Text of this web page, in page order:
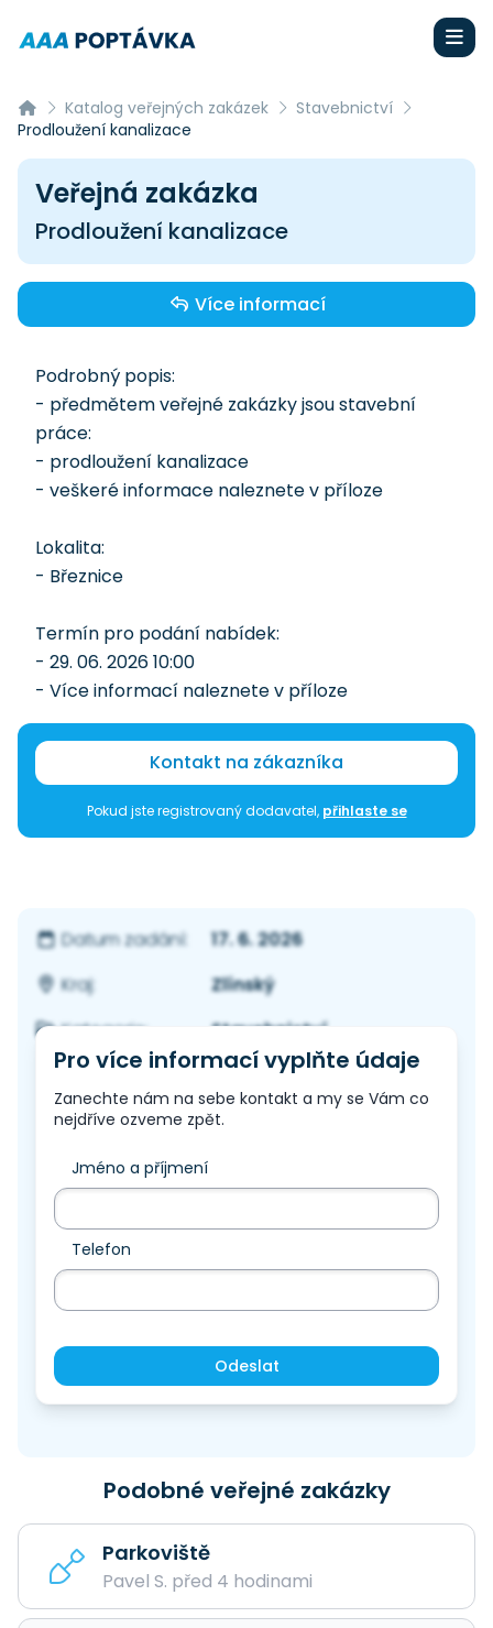
Katalog veřejných zakázek
Stavebnictví
Prodloužení kanalizace
Veřejná zakázka
Prodloužení kanalizace
Více informací
Podrobný popis:
- předmětem veřejné zakázky jsou stavební
práce:
- prodloužení kanalizace
- veškeré informace naleznete v příloze
Lokalita:
- Březnice
Termín pro podání nabídek:
- 29. 06. 2026 10:00
- Více informací naleznete v příloze
Kontakt na zákazníka
Pokud jste registrovaný dodavatel, přihlaste se
Datum zadání:
17. 6. 2026
Kraj:
Zlínský
Kategorie:
Stavebnictví
Pro více informací vyplňte údaje
Zanechte nám na sebe kontakt a my se Vám co
nejdříve ozveme zpět.
Jméno a příjmení
Telefon
Odeslat
Podobné veřejné zakázky
Parkoviště
Pavel S. před 4 hodinami